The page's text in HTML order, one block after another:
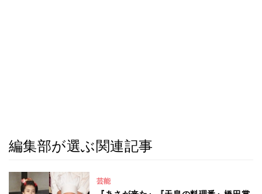
編集部が選ぶ関連記事
芸能